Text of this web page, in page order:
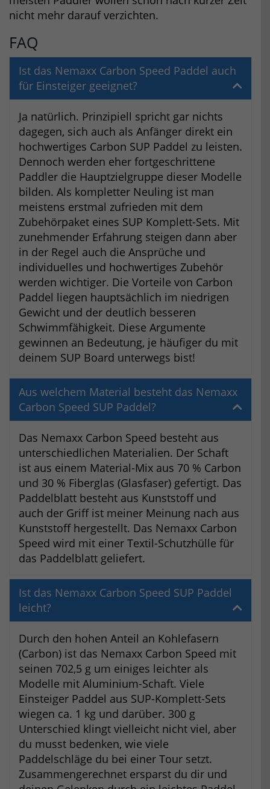
nicht mehr darauf verzichten.
FAQ
Ist das Nemaxx Carbon Speed Paddel auch
für Einsteiger geeignet?
Ja natürlich. Prinzipiell spricht gar nichts
dagegen, sich auch als Anfänger direkt ein
hochwertiges Carbon SUP Paddel zu leisten.
Dennoch werden eher fortgeschrittene
Paddler die Hauptzielgruppe dieser Modelle
bilden. Als kompletter Neuling ist man
meistens erstmal zufrieden mit dem
Zubehörpaket eines SUP Komplett-Sets. Mit
zunehmender Erfahrung steigen dann aber
in der Regel auch die Ansprüche und
individuelles und hochwertiges Zubehör
werden wichtiger. Die Vorteile von Carbon
Paddel liegen hauptsächlich im niedrigen
Gewicht und der deutlich besseren
Schwimmfähigkeit. Diese Argumente
gewinnen an Bedeutung, je häufiger du mit
deinem SUP Board unterwegs bist!
Aus welchem Material besteht das Nemaxx
Carbon Speed SUP Paddel?
Das Nemaxx Carbon Speed besteht aus
unterschiedlichen Materialien. Der Schaft
ist aus einem Material-Mix aus 70 % Carbon
und 30 % Fiberglas (Glasfaser) gefertigt. Das
Paddelblatt besteht aus Kunststoff und
auch der Griff ist meiner Meinung nach aus
Kunststoff hergestellt. Das Nemaxx Carbon
Speed wird mit einer Textil-Schutzhülle für
das Paddelblatt geliefert.
Ist das Nemaxx Carbon Speed SUP Paddel
leicht?
Durch den hohen Anteil an Kohlefasern
(Carbon) ist das Nemaxx Carbon Speed mit
seinen 702,5 g um einiges leichter als
Modelle mit Aluminium-Schaft. Viele
Einsteiger Paddel aus SUP-Komplett-Sets
wiegen ca. 1 kg und darüber. 300 g
Unterschied klingt vielleicht nicht viel, aber
du musst bedenken, wie viele
Paddelschläge du bei einer Tour setzt.
Zusammengerechnet ersparst du dir und